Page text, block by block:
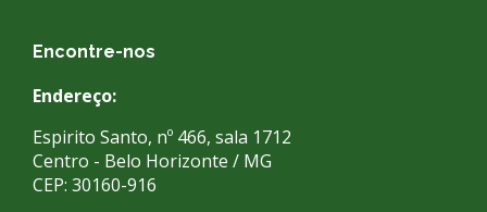
Encontre-nos
Endereço:
Espirito Santo, nº 466, sala 1712
Centro - Belo Horizonte / MG
CEP: 30160-916